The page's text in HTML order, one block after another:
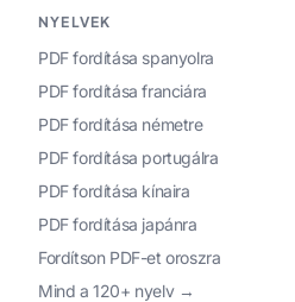
NYELVEK
PDF fordítása spanyolra
PDF fordítása franciára
PDF fordítása németre
PDF fordítása portugálra
PDF fordítása kínaira
PDF fordítása japánra
Fordítson PDF-et oroszra
Mind a 120+ nyelv →